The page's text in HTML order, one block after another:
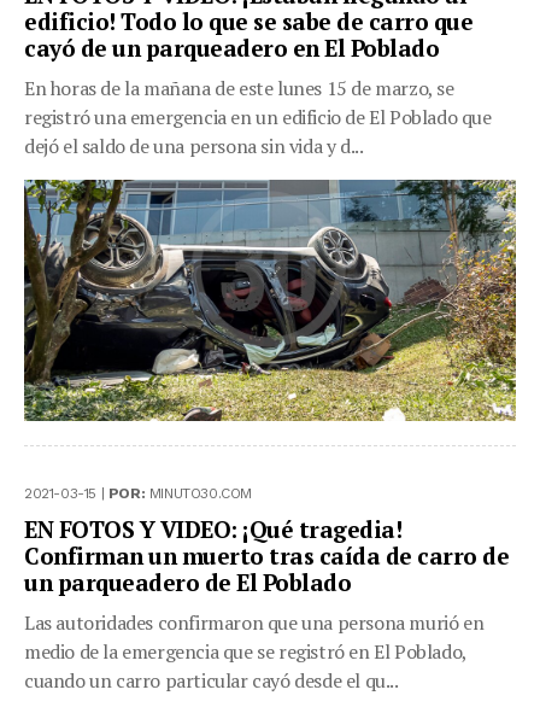
edificio! Todo lo que se sabe de carro que
cayó de un parqueadero en El Poblado
En horas de la mañana de este lunes 15 de marzo, se
registró una emergencia en un edificio de El Poblado que
dejó el saldo de una persona sin vida y d...
2021-03-15 | POR: MINUTO30.COM
EN FOTOS Y VIDEO: ¡Qué tragedia!
Confirman un muerto tras caída de carro de
un parqueadero de El Poblado
Las autoridades confirmaron que una persona murió en
medio de la emergencia que se registró en El Poblado,
cuando un carro particular cayó desde el qu...